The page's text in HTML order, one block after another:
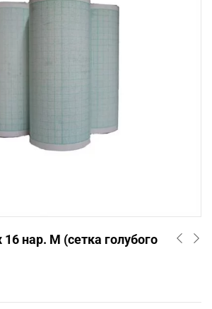
16 нар. М (сетка голубого